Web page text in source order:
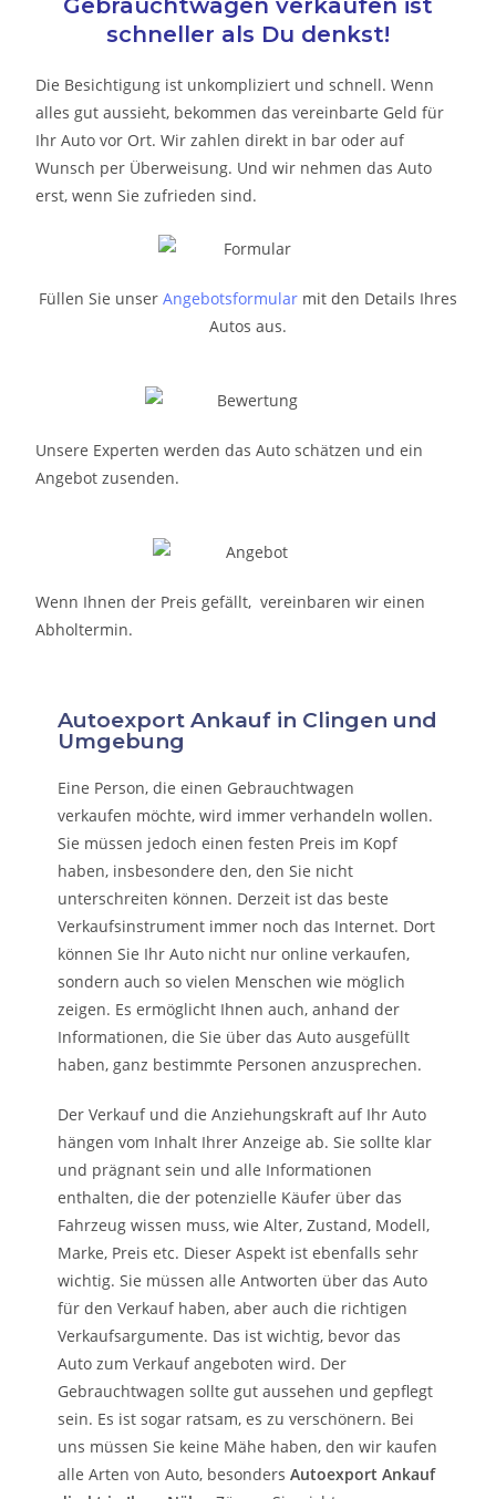
Gebrauchtwagen verkaufen ist
schneller als Du denkst!
Die Besichtigung ist unkompliziert und schnell. Wenn
alles gut aussieht, bekommen das vereinbarte Geld für
Ihr Auto vor Ort. Wir zahlen direkt in bar oder auf
Wunsch per Überweisung. Und wir nehmen das Auto
erst, wenn Sie zufrieden sind.
Füllen Sie unser Angebotsformular mit den Details Ihres
Autos aus.
Unsere Experten werden das Auto schätzen und ein
Angebot zusenden.
Wenn Ihnen der Preis gefällt, vereinbaren wir einen
Abholtermin.
Autoexport Ankauf in Clingen und
Umgebung
Eine Person, die einen Gebrauchtwagen
verkaufen möchte, wird immer verhandeln wollen.
Sie müssen jedoch einen festen Preis im Kopf
haben, insbesondere den, den Sie nicht
unterschreiten können. Derzeit ist das beste
Verkaufsinstrument immer noch das Internet. Dort
können Sie Ihr Auto nicht nur online verkaufen,
sondern auch so vielen Menschen wie möglich
zeigen. Es ermöglicht Ihnen auch, anhand der
Informationen, die Sie über das Auto ausgefüllt
haben, ganz bestimmte Personen anzusprechen.
Der Verkauf und die Anziehungskraft auf Ihr Auto
hängen vom Inhalt Ihrer Anzeige ab. Sie sollte klar
und prägnant sein und alle Informationen
enthalten, die der potenzielle Käufer über das
Fahrzeug wissen muss, wie Alter, Zustand, Modell,
Marke, Preis etc. Dieser Aspekt ist ebenfalls sehr
wichtig. Sie müssen alle Antworten über das Auto
für den Verkauf haben, aber auch die richtigen
Verkaufsargumente. Das ist wichtig, bevor das
Auto zum Verkauf angeboten wird. Der
Gebrauchtwagen sollte gut aussehen und gepflegt
sein. Es ist sogar ratsam, es zu verschönern. Bei
uns müssen Sie keine Mähe haben, den wir kaufen
alle Arten von Auto, besondersAutoexport Ankauf